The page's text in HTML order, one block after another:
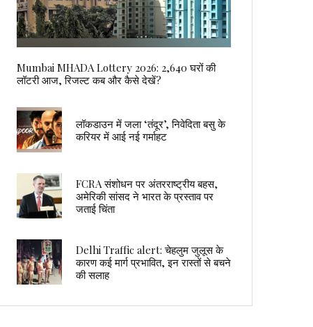
Mumbai MHADA Lottery 2026: 2,640 घरों की
लॉटरी आज, रिजल्ट कब और कैसे देखें?
लॉकडाउन में जला ‘तंदूर’, निवेदिता बसु के
करियर में आई नई गर्माहट
FCRA संशोधन पर अंतरराष्ट्रीय बहस,
अमेरिकी सांसद ने भारत के प्रस्ताव पर
जताई चिंता
Delhi Traffic alert: चेहलुम जुलूस के
कारण कई मार्ग प्रभावित, इन रास्तों से बचने
की सलाह